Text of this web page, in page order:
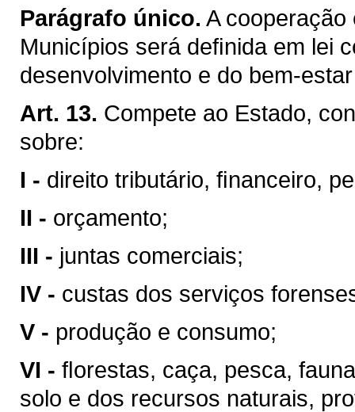
Parágrafo único. A cooperação
Municípios será deﬁnida em lei
desenvolvimento e do bem-
Art. 13. Compete ao Estado,
sobre:
I - direito tributário, ﬁnanceiro,
II - orçamento;
III - juntas comerciais;
IV - custas dos serviços
V - produção e consumo;
VI - ﬂorestas, caça, pesca,
solo e dos recursos naturais,